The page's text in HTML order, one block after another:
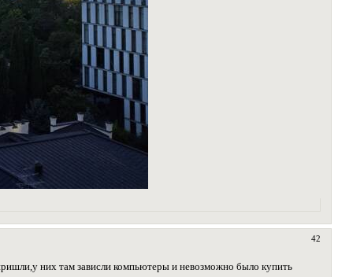
42
них там зависли компьютеры и невозможно было купить